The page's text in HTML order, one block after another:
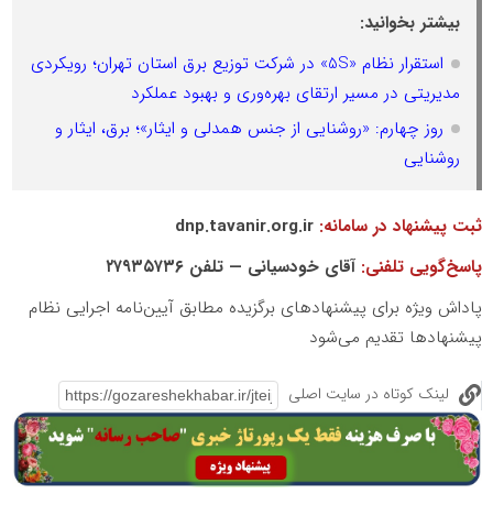
بیشتر بخوانید:
استقرار نظام «5S» در شرکت توزیع برق استان تهران؛ رویکردی
مدیریتی در مسیر ارتقای بهره‌وری و بهبود عملکرد
روز چهارم: «روشنایی از جنس همدلی و ایثار»؛ برق، ایثار و
روشنایی
ثبت پیشنهاد در سامانه:dnp.tavanir.org.ir
پاسخ‌گویی تلفنی:آقای خودسیانی — تلفن ۲۷۹۳۵۷۳۶
پاداش ویژه برای پیشنهادهای برگزیده مطابق آیین‌نامه اجرایی نظام
پیشنهادها تقدیم می‌شود
لینک کوتاه در سایت اصلی